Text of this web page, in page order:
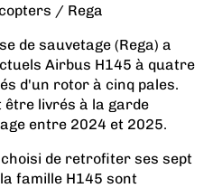
/ Rega
de sauvetage (Rega) a
Airbus H145 à quatre
d'un rotor à cinq pales.
être livrés à la garde
entre 2024 et 2025.
de retrofiter ses sept
famille H145 sont